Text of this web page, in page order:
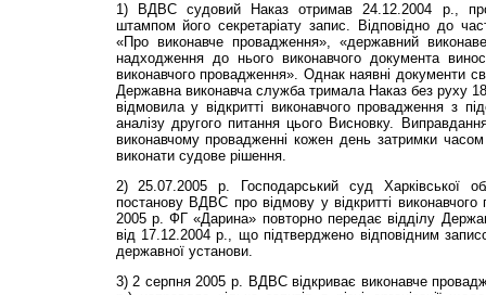
1) ВДВС судовий Наказ отримав 24.12.2004 р.,
штампом його секретаріату запис. Відповідно до
«Про виконавче провадження», «державний
надходження до нього виконавчого документа
виконавчого провадження». Однак наявні документи
Державна виконавча служба тримала Наказ без руху
відмовила у відкритті виконавчого провадження з
аналізу другого питання цього Висновку.
виконавчому провадженні кожен день затримки
виконати судове рішення.
2) 25.07.2005 р. Господарський суд Харківської
постанову ВДВС про відмову у відкритті
2005 р. ФГ «Дарина» повторно передає відділу
від 17.12.2004 р., що підтверджено відповідним
державної установи.
3) 2 серпня 2005 р. ВДВС відкриває виконавче